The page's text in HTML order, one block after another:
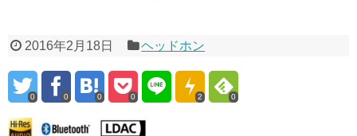
2016年2月18日 ヘッドホン
0 0 0 0 2 0